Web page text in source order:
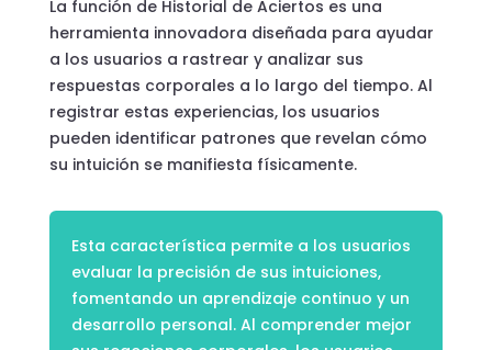
La función de Historial de Aciertos es una
herramienta innovadora diseñada para ayudar
a los usuarios a rastrear y analizar sus
respuestas corporales a lo largo del tiempo. Al
registrar estas experiencias, los usuarios
pueden identificar patrones que revelan cómo
su intuición se manifiesta físicamente.
Esta característica permite a los usuarios
evaluar la precisión de sus intuiciones,
fomentando un aprendizaje continuo y un
desarrollo personal. Al comprender mejor